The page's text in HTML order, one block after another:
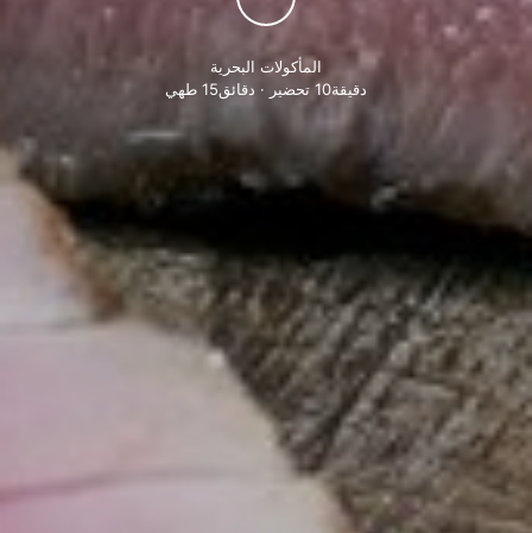
المأكولات البحرية
دقيقة10 تحضير · دقائق15 طهي